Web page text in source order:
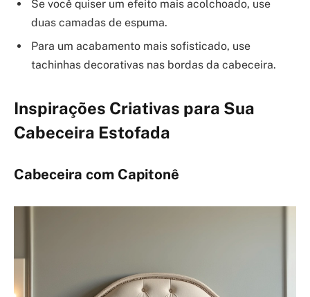
Se você quiser um efeito mais acolchoado, use
duas camadas de espuma.
Para um acabamento mais sofisticado, use
tachinhas decorativas nas bordas da cabeceira.
Inspirações Criativas para Sua
Cabeceira Estofada
Cabeceira com Capitonê